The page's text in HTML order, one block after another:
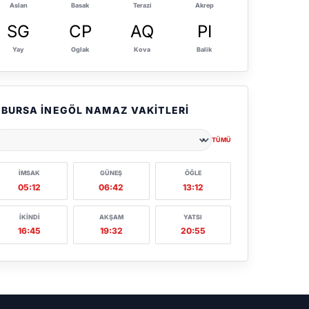
Aslan Basak Terazi Akrep
SG
Yay
CP
Oglak
AQ
Kova
PI
Balik
BURSA İNEGÖL NAMAZ VAKITLERI
TÜMÜ
İMSAK
05:12
GÜNEŞ
06:42
ÖĞLE
13:12
İKINDI
16:45
AKŞAM
19:32
YATSI
20:55